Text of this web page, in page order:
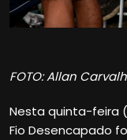
FOTO: Allan
Nesta quinta-feira
Fio Desencapado